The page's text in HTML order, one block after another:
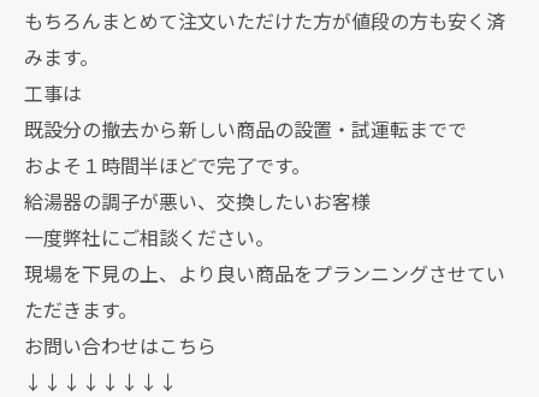
もちろんまとめて注文いただけた方が値段の方も安く済
みます。
工事は
既設分の撤去から新しい商品の設置・試運転までで
およそ１時間半ほどで完了です。
給湯器の調子が悪い、交換したいお客様
一度弊社にご相談ください。
現場を下見の上、より良い商品をプランニングさせてい
ただきます。
お問い合わせはこちら
↓↓↓↓↓↓↓↓